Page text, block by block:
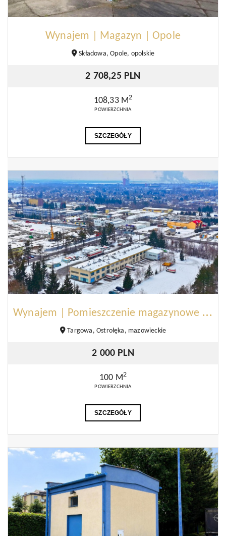
Wynajem | Magazyn | Opole
Składowa, Opole, opolskie
2 708,25 PLN
108,33 M2
POWIERZCHNIA
SZCZEGÓŁY
W
ynajem | Pomieszczenie magazynowe | Ostrołęka
Targowa, Ostrołęka, mazowieckie
2 000 PLN
100 M2
POWIERZCHNIA
SZCZEGÓŁY